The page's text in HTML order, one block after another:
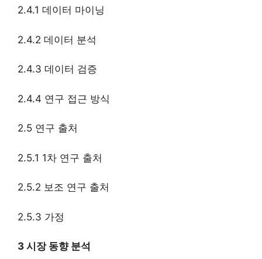
2.4.1 데이터 마이닝
2.4.2 데이터 분석
2.4.3 데이터 검증
2.4.4 연구 접근 방식
2.5 연구 출처
2.5.1 1차 연구 출처
2.5.2 보조 연구 출처
2.5.3 가정
3 시장 동향 분석